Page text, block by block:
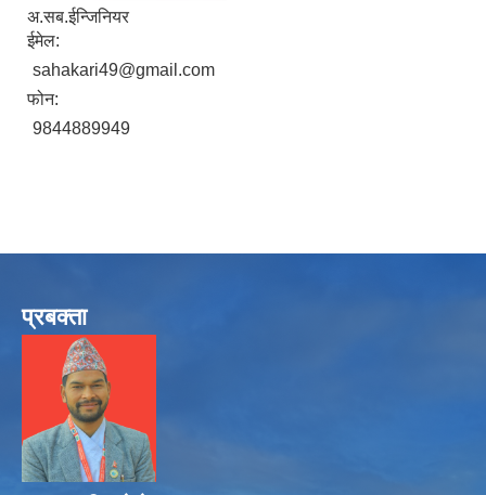
अ.सब.ईन्जिनियर
ईमेल:
sahakari49@gmail.com
फोन:
9844889949
प्रबक्ता